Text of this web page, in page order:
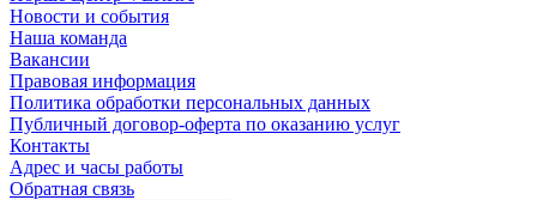
Новости и события
Наша команда
Вакансии
Правовая информация
Политика обработки персональных данных
Публичный договор-оферта по оказанию услуг
Контакты
Адрес и часы работы
Обратная связь